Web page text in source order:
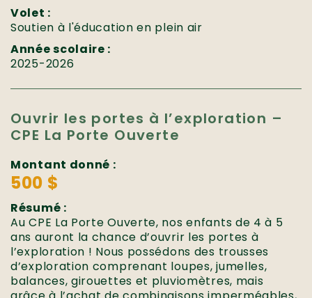
Volet :
Soutien à l'éducation en plein air
Année scolaire :
2025-2026
Ouvrir les portes à l’exploration –
CPE La Porte Ouverte
Montant donné :
500 $
Résumé :
Au CPE La Porte Ouverte, nos enfants de 4 à 5
ans auront la chance d’ouvrir les portes à
l’exploration ! Nous possédons des trousses
d’exploration comprenant loupes, jumelles,
balances, girouettes et pluviomètres, mais